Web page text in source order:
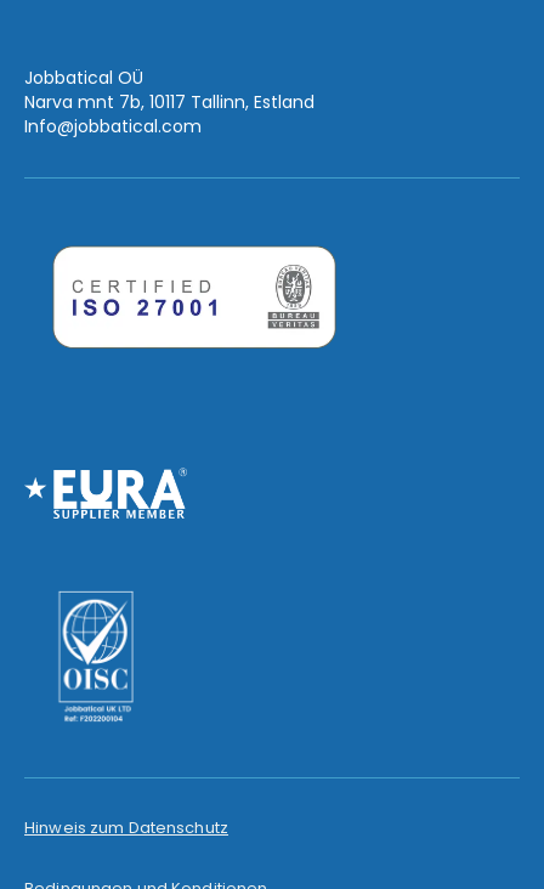
Jobbatical OÜ
Narva mnt 7b, 10117 Tallinn, Estland
Info@jobbatical.com
Hinweis zum Datenschutz